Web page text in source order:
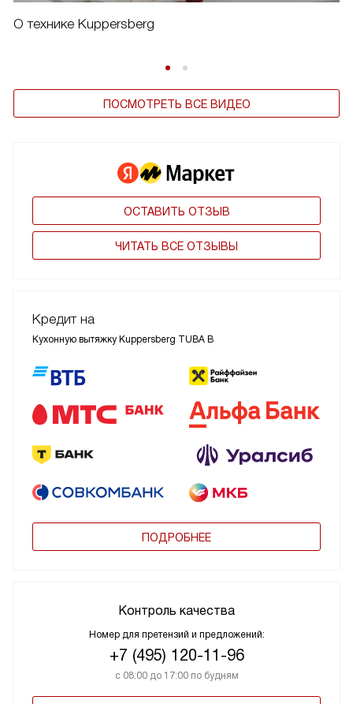
О технике Kuppersberg
ПОСМОТРЕТЬ ВСЕ ВИДЕО
ОСТАВИТЬ ОТЗЫВ
ЧИТАТЬ ВСЕ ОТЗЫВЫ
Кредит на
Кухонную вытяжку Kuppersberg TUBA B
ПОДРОБНЕЕ
Контроль качества
Номер для претензий и предложений:
+7 (495) 120-11-96
с 08:00 до 17:00 по будням